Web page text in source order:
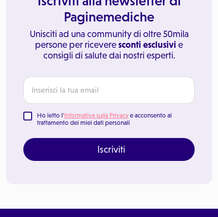
Paginemediche
Unisciti ad una community di oltre 50mila
persone per riceveresconti esclusivi e
consigli di salute dai nostri esperti.
Ho letto l'Informativa sulla Privacy e acconsento al
trattamento dei miei dati personali
Iscriviti